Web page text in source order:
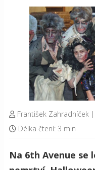
František Zahradníček |
Délka čtení: 3 min
Na 6th Avenue se